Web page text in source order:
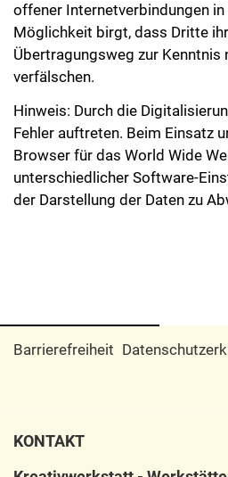
offener Internetverbindungen
Möglichkeit birgt, dass Dritte
Übertragungsweg zur Kenntnis
verfälschen.
Hinweis: Durch die
Fehler auftreten. Beim Einsatz
Browser für das World Wide
unterschiedlicher Software-
der Darstellung der Daten zu
Barrierefreiheit
KONTAKT